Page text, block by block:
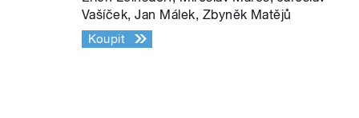
Vašíček, Jan Málek, Zbyněk Matějů
Koupit